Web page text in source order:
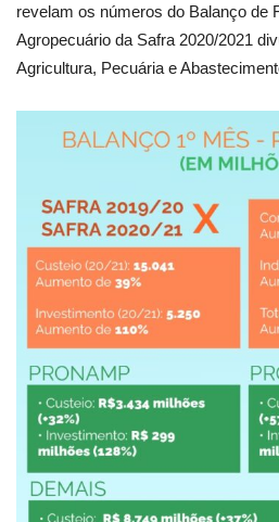
revelam os números do Balanço de
Agropecuário da Safra 2020/2021
Agricultura, Pecuária e